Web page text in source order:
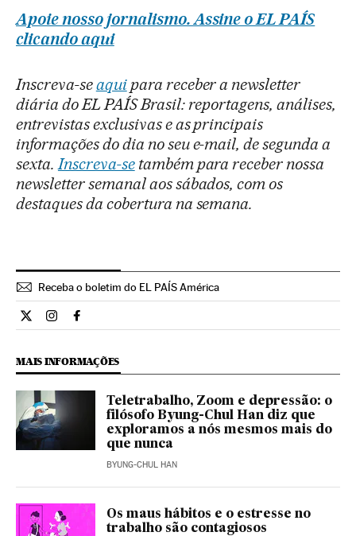
Apoie nosso jornalismo. Assine o EL PAÍS
clicando aqui
Inscreva-seaquipara receber a newsletter
diária do EL PAÍS Brasil: reportagens, análises,
entrevistas exclusivas e as principais
informações do dia no seu e-mail, de segunda a
sexta. Inscreva-setambém para receber nossa
newsletter semanal aos sábados, com os
destaques da cobertura na semana.
Receba o boletim do EL PAÍS América
Cultura El País Brasil en Twitter
Cultura El País Brasil en Instagram
Cultura El País Brasil en Facebook
MAIS INFORMAÇÕES
Teletrabalho, Zoom e depressão: o
filósofo Byung-Chul Han diz que
exploramos a nós mesmos mais do
que nunca
BYUNG-CHUL HAN
Os maus hábitos e o estresse no
trabalho são contagiosos